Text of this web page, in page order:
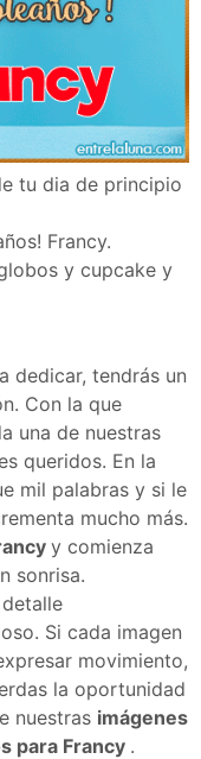
tu dia de principio
Francy.
y cupcake y
dedicar, tendrás un
Con la que
una de nuestras
queridos. En la
mil palabras y si le
mucho más.
y comienza
sonrisa.
Si cada imagen
movimiento,
la oportunidad
nuestras imágenes
para Francy .